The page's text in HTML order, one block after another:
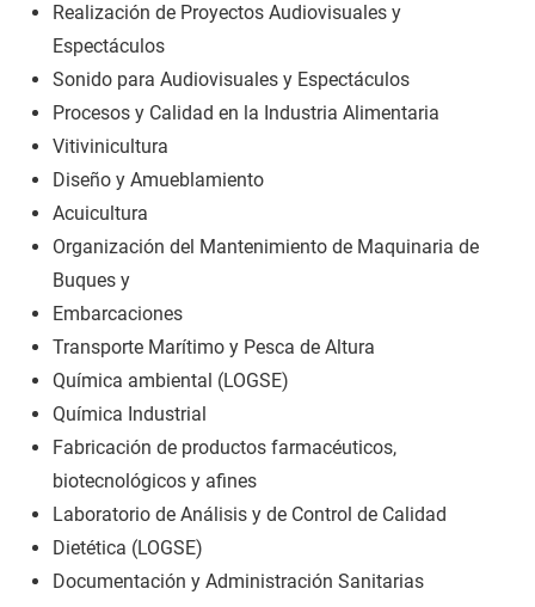
Realización de Proyectos Audiovisuales y
Espectáculos
Sonido para Audiovisuales y Espectáculos
Procesos y Calidad en la Industria Alimentaria
Vitivinicultura
Diseño y Amueblamiento
Acuicultura
Organización del Mantenimiento de Maquinaria de
Buques y
Embarcaciones
Transporte Marítimo y Pesca de Altura
Química ambiental (LOGSE)
Química Industrial
Fabricación de productos farmacéuticos,
biotecnológicos y afines
Laboratorio de Análisis y de Control de Calidad
Dietética (LOGSE)
Documentación y Administración Sanitarias